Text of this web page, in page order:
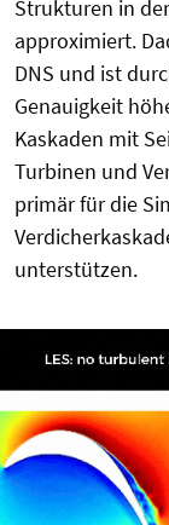
Strukturen in
approximiert.
DNS und ist
Genauigkeit
Kaskaden mit
Turbinen und
primär für die
unterstützen.